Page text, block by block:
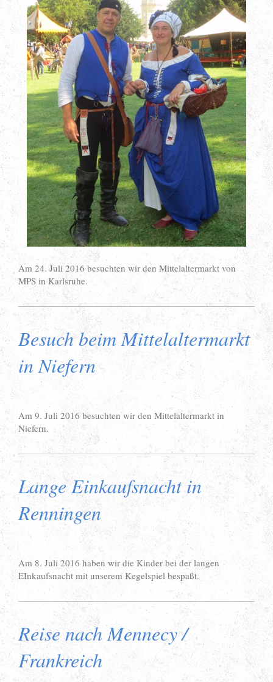
Am 24. Juli 2016 besuchten wir den Mittelaltermarkt von
MPS in Karlsruhe.
Besuch beim Mittelaltermarkt
in Niefern
Am 9. Juli 2016 besuchten wir den Mittelaltermarkt in
Niefern.
Lange Einkaufsnacht in
Renningen
Am 8. Juli 2016 haben wir die Kinder bei der langen
EInkaufsnacht mit unserem Kegelspiel bespaßt.
Reise nach Mennecy /
Frankreich